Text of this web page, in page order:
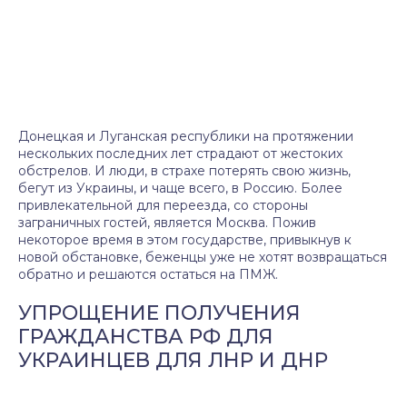
Донецкая и Луганская республики на протяжении
нескольких последних лет страдают от жестоких
обстрелов. И люди, в страхе потерять свою жизнь,
бегут из Украины, и чаще всего, в Россию. Более
привлекательной для переезда, со стороны
заграничных гостей, является Москва. Пожив
некоторое время в этом государстве, привыкнув к
новой обстановке, беженцы уже не хотят возвращаться
обратно и решаются остаться на ПМЖ.
УПРОЩЕНИЕ ПОЛУЧЕНИЯ
ГРАЖДАНСТВА РФ ДЛЯ
УКРАИНЦЕВ ДЛЯ ЛНР И ДНР